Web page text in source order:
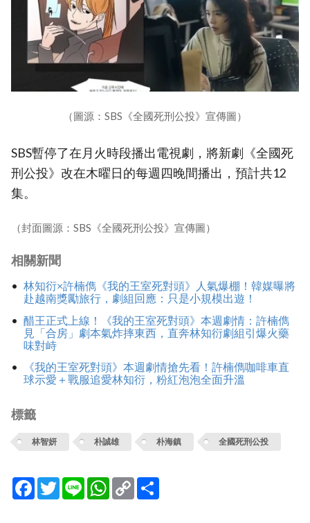
（圖源：SBS《全國死刑公投》宣傳圖）
SBS暫停了在月火時段播出電視劇，將新劇《全國死
刑公投》改在木曜日的每週四晚間播出，預計共12
集。
（封面圖源：SBS《全國死刑公投》宣傳圖）
相關新聞
林知衍×許楠儁《我的王室死對頭》人氣爆棚！韓媒曝將
赴越南獎勵旅行，劇組回應：只是小規模出遊！
醋王正式上線！《我的王室死對頭》本週劇情：許楠儁
見「合房」劇本氣炸摔東西，直奔林知衍劇組引爆火藥
味對峙
《我的王室死對頭》本週劇情搶先看！許楠儁咖啡車直
球示愛＋戰服追愛林知衍，粉紅泡泡全面升溫
標籤
林智妍 朴誠雄 朴海鎮 全國死刑公投
Facebook
TwitterLine WhatsApp
Copy
Link